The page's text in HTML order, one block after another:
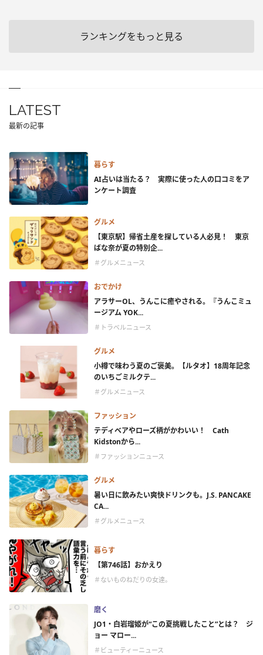
ランキングをもっと見る
LATEST
最新の記事
暮らす
AI占いは当たる？ 実際に使った人の口コミをア
ンケート調査
グルメ
【東京駅】帰省土産を探している人必見！ 東京
ばな奈が夏の特別企...
＃グルメニュース
おでかけ
アラサーOL、うんこに癒やされる。『うんこミュ
ージアム YOK...
＃トラベルニュース
グルメ
小樽で味わう夏のご褒美。【ルタオ】18周年記念
のいちごミルクテ...
＃グルメニュース
ファッション
テディベアやローズ柄がかわいい！ Cath
Kidstonから...
＃ファッションニュース
グルメ
暑い日に飲みたい爽快ドリンクも。J.S. PANCAKE
CA...
＃グルメニュース
暮らす
【第746話】おかえり
＃ないものねだりの女達。
磨く
JO1・白岩瑠姫が“この夏挑戦したこと”とは？ ジ
ョー マロー...
＃ビューティーニュース